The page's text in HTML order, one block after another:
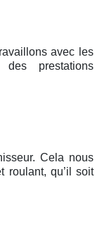
avec les
prestations
Cela nous
roulant, qu’il soit